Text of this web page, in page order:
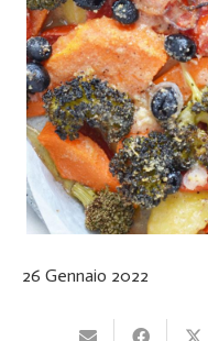
26 Gennaio 2022